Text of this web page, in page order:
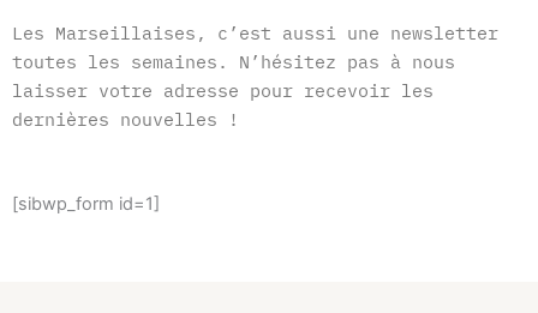
Les Marseillaises, c’est aussi une newsletter
toutes les semaines. N’hésitez pas à nous
laisser votre adresse pour recevoir les
dernières nouvelles !
[sibwp_form id=1]